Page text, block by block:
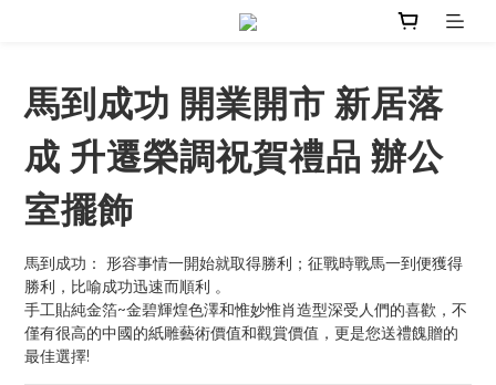
馬到成功 開業開市 新居落
成 升遷榮調祝賀禮品 辦公
室擺飾
馬到成功： 形容事情一開始就取得勝利；征戰時戰馬一到便獲得
勝利，比喻成功迅速而順利 。
手工貼純金箔~金碧輝煌色澤和惟妙惟肖造型深受人們的喜歡，不
僅有很高的中國的紙雕藝術價值和觀賞價值，更是您送禮餽贈的
最佳選擇!